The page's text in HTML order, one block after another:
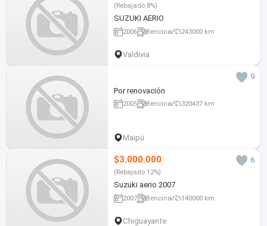
(Rebajado 8%)
SUZUKI AERIO
2006 Bencina 243000 km
Valdivia
9
Por renovación
2005 Bencina 320437 km
Maipú
$3.000.000 6
(Rebajado 12%)
Suzuki aerio 2007
2007 Bencina 140000 km
Chiguayante